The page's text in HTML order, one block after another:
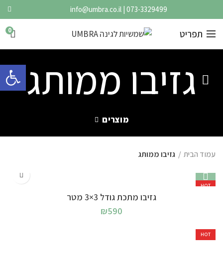
073-3329499
|
info@umbra.co.il
תפריט 0
גזיבו ממותג
מוצרים
עמוד הבית גזיבו ממותג
HOT
גזיבו מתכת גודל 3×3 מטר
₪590
HOT